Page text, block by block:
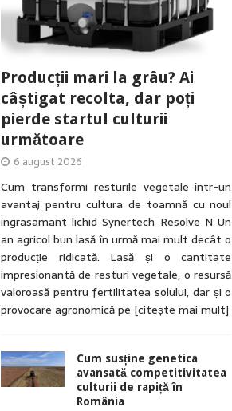
Producții mari la grâu? Ai
câștigat recolta, dar poți
pierde startul culturii
următoare
6 august 2026
Cum transformi resturile vegetale într-un
avantaj pentru cultura de toamnă cu noul
ingrasamant lichid Synertech Resolve N Un
an agricol bun lasă în urmă mai mult decât o
producție ridicată. Lasă și o cantitate
impresionantă de resturi vegetale, o resursă
valoroasă pentru fertilitatea solului, dar și o
provocare agronomică pe [citește mai mult]
Cum susține genetica
avansată competitivitatea
culturii de rapiță în
România